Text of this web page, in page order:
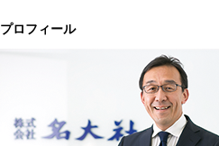
プロフィール